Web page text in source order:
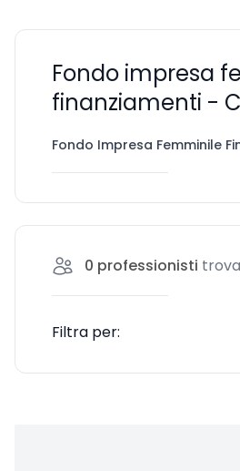
Fondo impresa
finanziamenti -
Fondo Impresa Femminile
0 professionisti
Filtra per: